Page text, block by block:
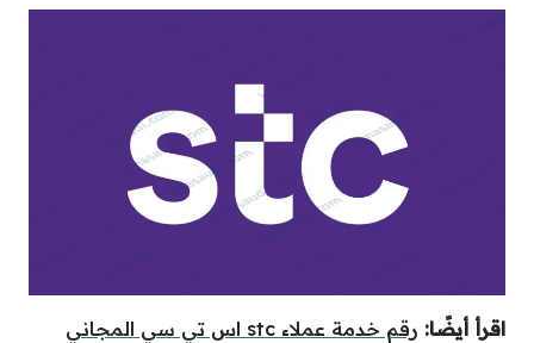
اقرأ أيضًا:
رقم خدمة عملاء stc اس تي سي المجاني